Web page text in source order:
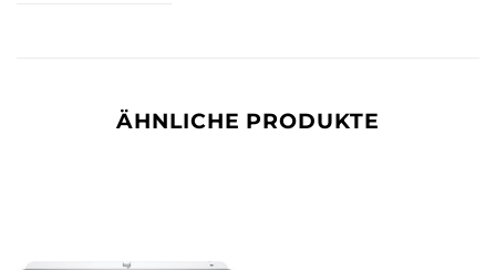
ÄHNLICHE PRODUKTE